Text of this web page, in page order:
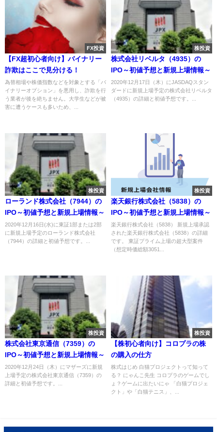
FX投資
【FX超初心者向け】バイナリー
詐欺はここで見分ける！
為替相場や株価指数などを対象とする「バ
イナリーオプション」を悪用し、詐欺を行
う業者が後を絶ちません。大学生などが被
害に遭うケースも多いため、...
株投資
株式会社リベルタ（4935）の
IPO～初値予想と新規上場情報～
2020年12月17日（木）にJASDAQスタン
ダードに新規上場予定の株式会社リベルタ
（4935）の詳細と初値予想です。...
株投資
ローランド株式会社（7944）の
IPO～初値予想と新規上場情報～
2020年12月16日(水)に東証1部または2部
に新規上場予定のローランド株式会社
（7944）の詳細と初値予想です。...
株投資
楽天銀行株式会社（5838）の
IPO～初値予想と新規上場情報～
楽天銀行株式会社（5838） 新規上場承認
された楽天銀行株式会社（5838）の詳細
です。 東証プライム上場の超大型案件
（想定時価総額3051...
株投資
株式会社東京通信（7359）の
IPO～初値予想と新規上場情報～
2020年12月24日（木）にマザーズに新規
上場予定の株式会社東京通信（7359）の
詳細と初値予想です。...
株投資
【株初心者向け】コロプラの株
の購入の仕方
株式はじめ 白猫プロジェクトって知って
る？ にゃんこ先生 コロプラのゲームでし
ょ？ゲームに出たいにゃ 「白猫プロジェ
クト」や「白猫テニス」、...